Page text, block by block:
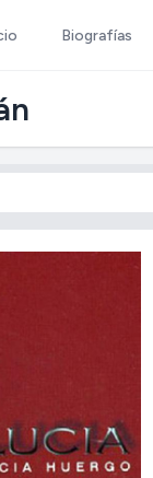
Biografías